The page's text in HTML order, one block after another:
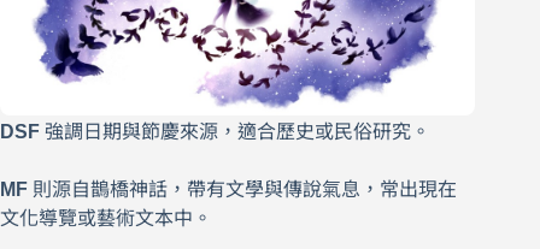
DSF 強調日期與節慶來源，適合歷史或民俗研究。
MF 則源自鵲橋神話，帶有文學與傳說氣息，常出現在
文化導覽或藝術文本中。